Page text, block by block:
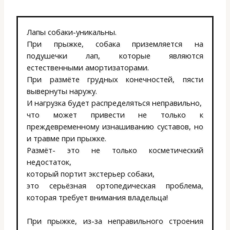
Лапы собаки-уникальны.
При прыжке, собака приземляется на
подушечки лап, которые являются
естественными амортизаторами.
При размёте грудных конечностей, пясти
вывернуты наружу.
И нагрузка будет распределяться неправильно,
что может привести не только к
преждевременному изнашиванию суставов, но
и травме при прыжке.
Размёт- это не только косметический
недостаток,
который портит экстерьер собаки,
это серьёзная ортопедическая проблема,
которая требует внимания владельца!
При прыжке, из-за неправильного строения